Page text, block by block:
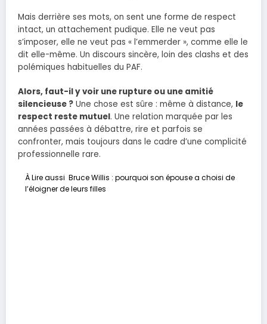
Mais derrière ses mots, on sent une forme de respect
intact, un attachement pudique. Elle ne veut pas
s’imposer, elle ne veut pas « l’emmerder », comme elle le
dit elle-même. Un discours sincère, loin des clashs et des
polémiques habituelles du PAF.
Alors, faut-il y voir une rupture ou une amitié
silencieuse ? Une chose est sûre : même à distance, le
respect reste mutuel. Une relation marquée par les
années passées à débattre, rire et parfois se
confronter, mais toujours dans le cadre d’une complicité
professionnelle rare.
À Lire aussi Bruce Willis : pourquoi son épouse a choisi de
l’éloigner de leurs filles